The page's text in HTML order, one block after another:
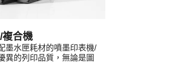
複合機
墨水匣耗材的噴墨印表機/
異的列印品質，無論是圖